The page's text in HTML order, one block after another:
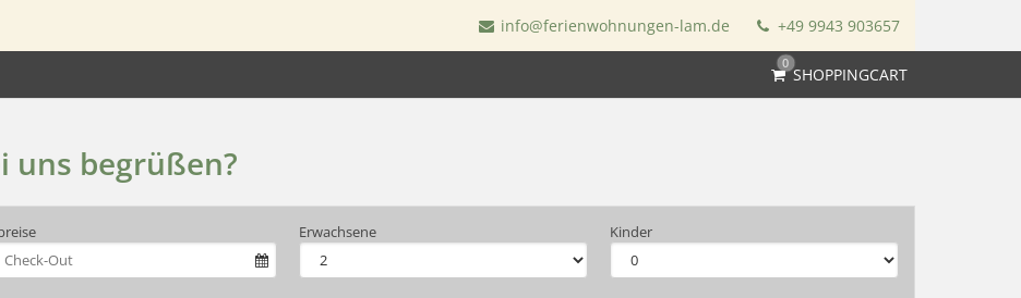
info@ferienwohnungen-lam.de +49 9943 903657
0
SHOPPINGCART
uns begrüßen?
Erwachsene Kinder